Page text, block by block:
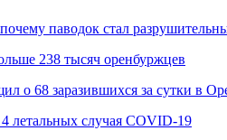
паводок стал
238 тысяч оренбуржцев
о 68 заразившихся за сутки в
летальных случая COVID-19